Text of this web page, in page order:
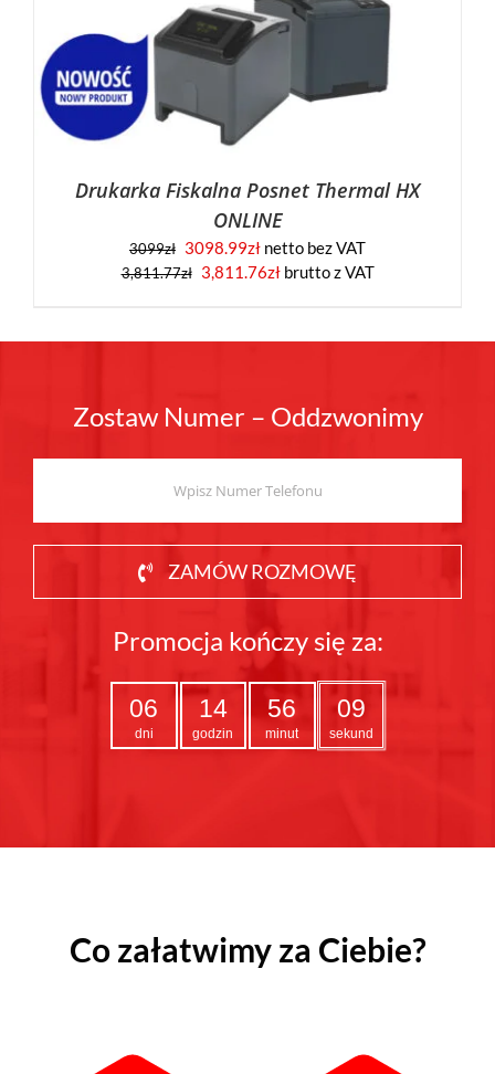
Drukarka Fiskalna Posnet Thermal HX
ONLINE
3099zł 3098.99zł netto bez VAT
3,811.77zł 3,811.76złbrutto z VAT
Zostaw Numer – Oddzwonimy
ZAMÓW ROZMOWĘ
Promocja kończy się za:
06
dni
14
godzin
56
minut
07
sekund
Co załatwimy za Ciebie?